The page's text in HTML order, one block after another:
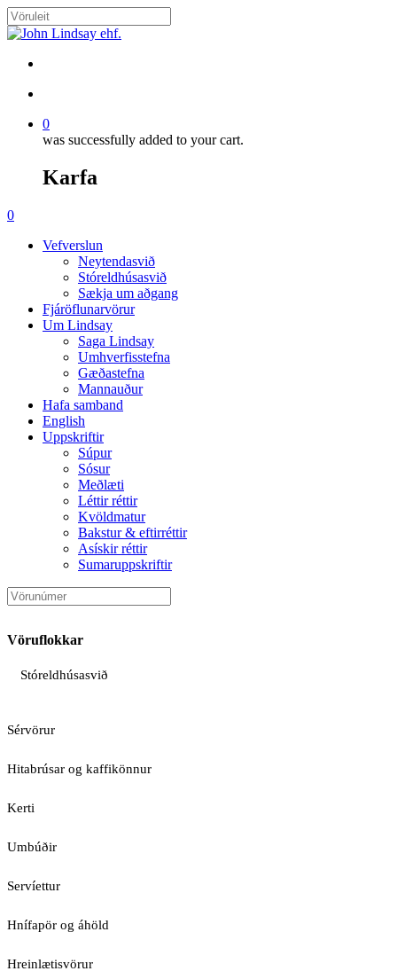
Skip
to
content
Close
0
was successfully added to your cart.
Karfa
Menu
search
account
0
Vefverslun
Neytendasvið
Stóreldhúsasvið
Sækja um aðgang
Fjáröflunarvörur
Um Lindsay
Saga Lindsay
Umhverfisstefna
Gæðastefna
Mannauður
Hafa samband
English
Uppskriftir
Súpur
Sósur
Meðlæti
Léttir réttir
Kvöldmatur
Bakstur & eftirréttir
Asískir réttir
Sumaruppskriftir
Vöruflokkar
Stóreldhúsasvið
Sérvörur
Hitabrúsar og kaffikönnur
Kerti
Umbúðir
Servíettur
Hnífapör og áhöld
Hreinlætisvörur